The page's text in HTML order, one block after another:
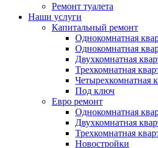
Ремонт туалета
Наши услуги
Капитальный ремонт
Однокомнатная
Однокомнатная
Двухкомнатная
Трехкомнатная
Четырехкомнатная
Под ключ
Евро ремонт
Однокомнатная
Двухкомнатная
Трехкомнатная
Новостройки